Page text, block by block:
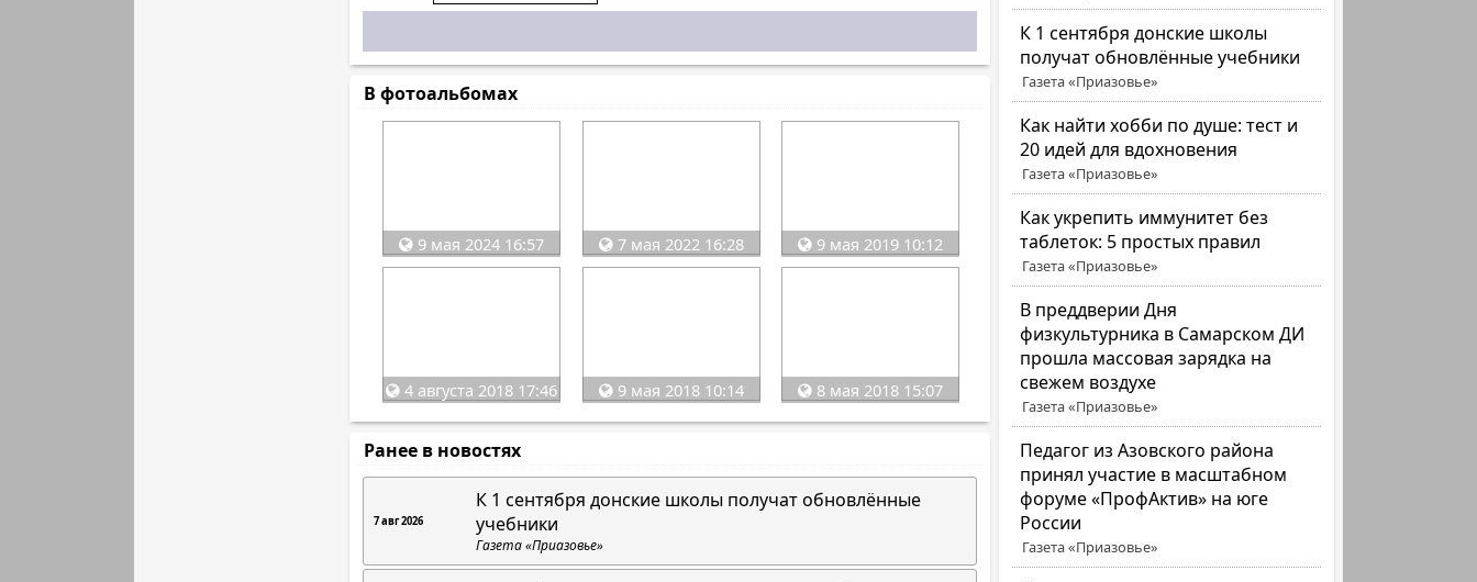
К 1 сентября донские школы
получат обновлённые учебники
Газета «Приазовье»
Как найти хобби по душе: тест и
20 идей для вдохновения
Газета «Приазовье»
Как укрепить иммунитет без
таблеток: 5 простых правил
Газета «Приазовье»
В преддверии Дня
физкультурника в Самарском ДИ
прошла массовая зарядка на
свежем воздухе
Газета «Приазовье»
Педагог из Азовского района
принял участие в масштабном
форуме «ПрофАктив» на юге
России
Газета «Приазовье»
В фотоальбомах
9 мая 2024 16:57 7 мая 2022 16:28 9 мая 2019 10:12
4 августа 2018 17:46 9 мая 2018 10:14 8 мая 2018 15:07
Ранее в новостях
7 авг 2026
К 1 сентября донские школы получат обновлённые
учебники
Газета «Приазовье»